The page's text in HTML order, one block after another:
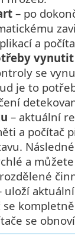
– po
a
se
je to
– aktuální
a počítač
a
uloží
se
se